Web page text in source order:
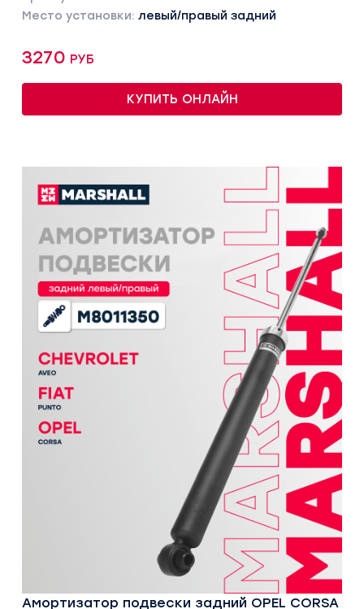
Место установки: левый/правый задний
3270 руб
КУПИТЬ ОНЛАЙН
Амортизатор подвески задний OPEL CORSA